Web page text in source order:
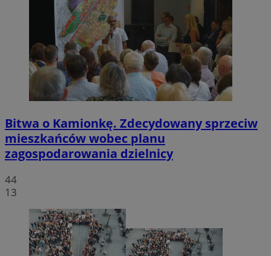
Bitwa o Kamionkę. Zdecydowany sprzeciw
mieszkańców wobec planu
zagospodarowania dzielnicy
44
13